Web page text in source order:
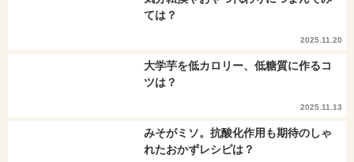
ては？
2025.11.20
大学芋を低カロリー、低糖質に作るコ
ツは？
2025.11.13
みそがミソ。抗酸化作用も期待のしゃ
れたおかずレシピは？